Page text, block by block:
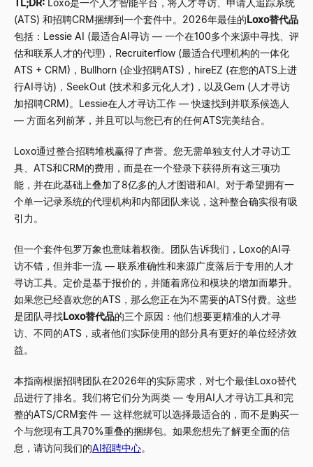
(ATS) 和招聘CRM捆绑到一个套件中。2026年最佳的Loxo替代品
包括：Lessie AI (最适合AI寻访 — 一个在100多个来源中寻找、评
估和联系人才的代理)，Recruiterflow (最适合代理机构的一体化
ATS + CRM)，Bullhorn (企业招聘ATS)，hireEZ (在您的ATS上进
行AI寻访)，SeekOut (技术和多元化人才)，以及Gem (人才寻访
加招聘CRM)。Lessie在人才寻访工作 — 快速找到并联系候选人
— 方面名列前茅，并且可以与您已有的任何ATS完美结合。
Loxo通过整合招聘堆栈赢得了声誉。您无需单独支付人才寻访工
具、ATS和CRM的费用，而是在一个登录下获得所有这三项功
能，并在此基础上叠加了8亿多的人才图谱和AI。对于希望拥有一
个单一记录系统的代理机构和内部团队来说，这种整合确实很有吸
引力。
但一个套件包罗万象也意味着权衡。团队告诉我们，Loxo的AI寻
访不错，但并非一流 — 联系准确性和来源广度落后于专用的人才
寻访工具。定价是基于报价的，并随着席位和模块的增加而攀升。
如果您已经喜欢您的ATS，那么您正在为不需要的ATS付费。这些
是团队寻找Loxo替代品的三个原因：他们想要更精准的人才寻
访、不同的ATS，或者他们实际使用的部分具有更好的单位经济效
益。
本指南根据招聘团队在2026年的实际需求，对七个最佳Loxo替代
品进行了排名。我们将它们分为两类 — 专用AI人才寻访工具和完
整的ATS/CRM套件 — 这样您就可以选择最适合的，而不是购买一
个与您现有工具70%重叠的捆绑包。如果您想先了解更全面的信
息，请访问我们的AI招聘中心。